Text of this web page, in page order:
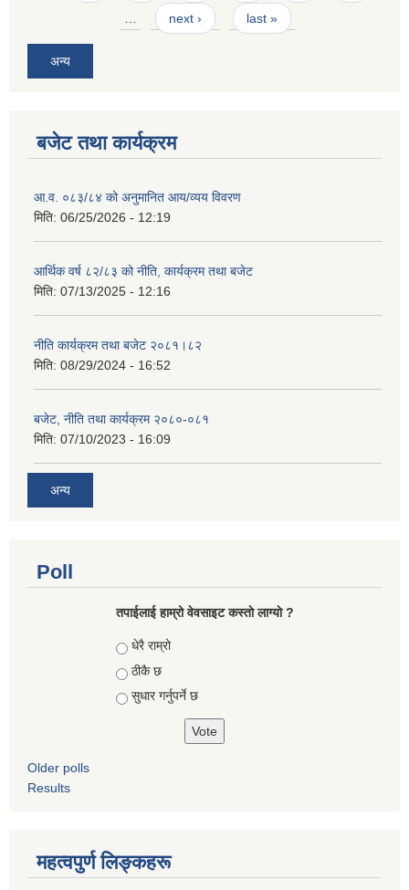
… next › last »
अन्य
बजेट तथा कार्यक्रम
आ.व. ०८३/८४ को अनुमानित आय/व्यय विवरण
मिति: 06/25/2026 - 12:19
आर्थिक वर्ष ८२/८३ को नीति, कार्यक्रम तथा बजेट
मिति: 07/13/2025 - 12:16
नीति कार्यक्रम तथा बजेट २०८१।८२
मिति: 08/29/2024 - 16:52
बजेट, नीति तथा कार्यक्रम २०८०-०८१
मिति: 07/10/2023 - 16:09
अन्य
Poll
तपाईलाई हाम्रो वेवसाइट कस्ताे लाग्याे ?
Choices
धेरै राम्रो
ठीकै छ
सुधार गर्नुपर्ने छ
Older polls
Results
महत्वपुर्ण लिङ्कहरू